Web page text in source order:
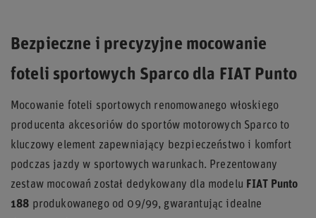
Bezpieczne i precyzyjne mocowanie
foteli sportowych Sparco dla FIAT Punto
Mocowanie foteli sportowych renomowanego włoskiego
producenta akcesoriów do sportów motorowych Sparco to
kluczowy element zapewniający bezpieczeństwo i komfort
podczas jazdy w sportowych warunkach. Prezentowany
zestaw mocowań został dedykowany dla modelu FIAT Punto
188 produkowanego od 09/99, gwarantując idealne